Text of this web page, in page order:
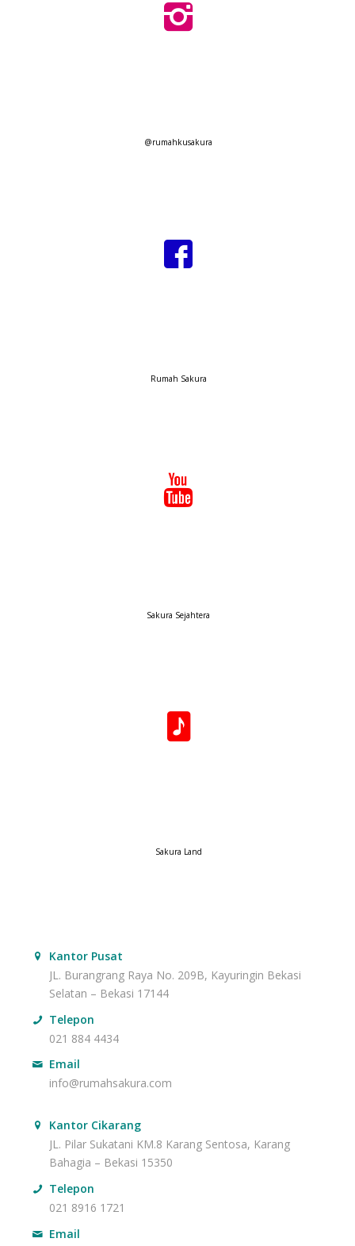
@rumahkusakura
Rumah Sakura
Sakura Sejahtera
Sakura Land
Kantor Pusat
JL. Burangrang Raya No. 209B, Kayuringin Bekasi
Selatan – Bekasi 17144
Telepon
021 884 4434
Email
info@rumahsakura.com
Kantor Cikarang
JL. Pilar Sukatani KM.8 Karang Sentosa, Karang
Bahagia – Bekasi 15350
Telepon
021 8916 1721
Email